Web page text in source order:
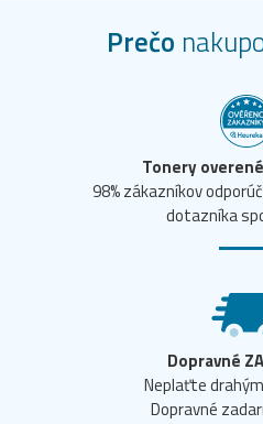
Prečo
Tonery
98% zákazníkov
dotazníka
Dopravné
Neplaťte
Dopravné